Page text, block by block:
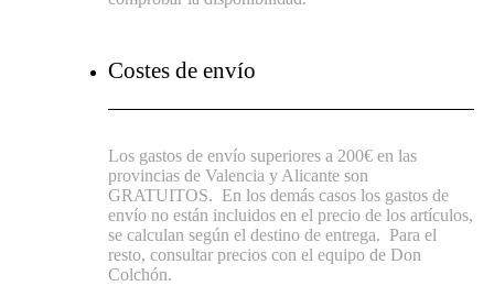
Costes de envío
Los gastos de envío superiores a 200€ en las
provincias de Valencia y Alicante son
GRATUITOS.En los demás casos los gastos de
envío no están incluidos en el precio de los artículos,
se calculan según el destino de entrega.Para el
resto, consultar precios con el equipo de Don
Colchón.